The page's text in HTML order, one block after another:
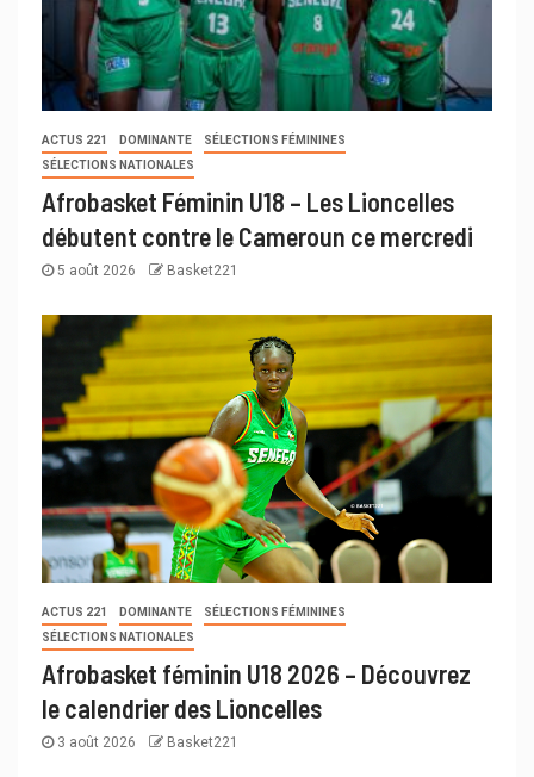
ACTUS 221 DOMINANTE
SÉLECTIONS FÉMININES
SÉLECTIONS NATIONALES
Afrobasket Féminin U18 – Les Lioncelles
débutent contre le Cameroun ce mercredi
5 août 2026 Basket221
ACTUS 221 DOMINANTE
SÉLECTIONS FÉMININES
SÉLECTIONS NATIONALES
Afrobasket féminin U18 2026 – Découvrez
le calendrier des Lioncelles
3 août 2026 Basket221